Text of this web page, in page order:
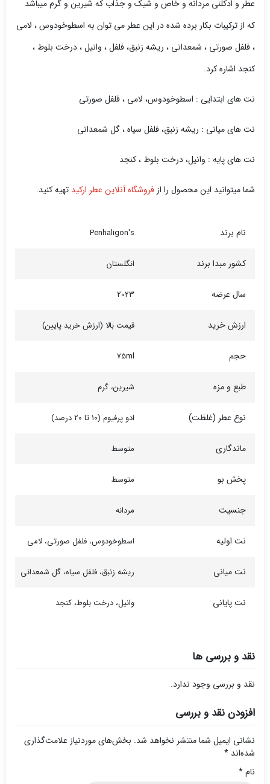
عطر و ادکلنی مردانه و خاص و شیک و جذاب که شیرین و گرم میباشد
که از ترکیبات بکار برده شده در این عطر می توان به اسطوخودوس ، لامی
، فلفل صورتی ، شمعدانی ، ریشه زنبق، فلفل ، وانیل ، درخت بلوط ،
کنجد اشاره کرد.
نت های ابتدایی : اسطوخودوس، لامی ، فلفل صورتی
نت های میانی : ریشه زنبق، فلفل سیاه ، گل شمعدانی
نت های پایه : وانیل، درخت بلوط ، کنجد
شما میتوانید این محصول را از فروشگاه آنلاین عطر ارکید تهیه کنید.
نام برند Penhaligon's
کشور مبدا برند انگلستان
سال عرضه 2023
ارزش خرید قیمت بالا (ارزش خرید پایین)
حجم 75ml
طبع و مزه شیرین، گرم
نوع عطر (غلظت) ادو پرفیوم (10 تا 20 درصد)
ماندگاری متوسط
پخش بو متوسط
جنسیت مردانه
نت اولیه اسطوخودوس، فلفل صورتی، لامی
نت میانی ریشه زنبق، فلفل سیاه، گل شمعدانی
نت پایانی وانیل، درخت بلوط، کنجد
نقد و بررسی ها
نقد و بررسی وجود ندارد.
افزودن نقد و بررسی
نشانی ایمیل شما منتشر نخواهد شد. بخش‌های موردنیاز علامت‌گذاری
شده‌اند *
نام*